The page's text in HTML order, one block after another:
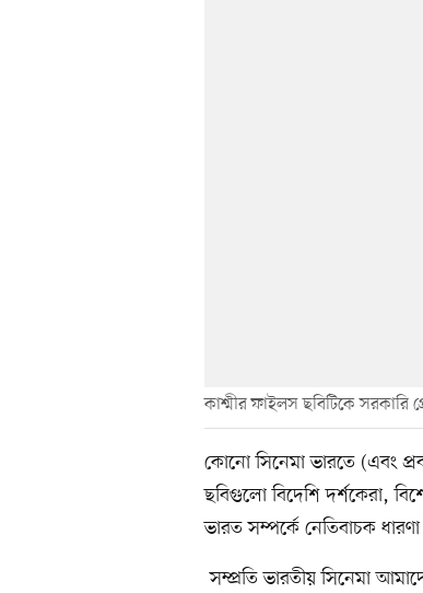
কাশ্মীর ফাইলস ছবিটিকে সরকারি
কোনো সিনেমা ভারতে (এবং
ছবিগুলো বিদেশি দর্শকেরা,
ভারত সম্পর্কে নেতিবাচক
সম্প্রতি ভারতীয় সিনেমা